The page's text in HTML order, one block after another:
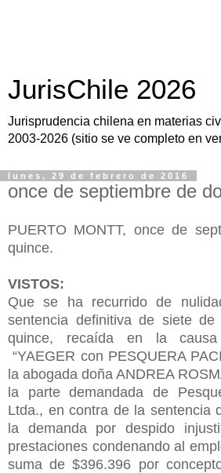
JurisChile 2026
Jurisprudencia chilena en materias
2003-2026 (sitio se ve completo en
lunes, 29 de febrero de 2016
once de septiembre de
PUERTO MONTT, once de
quince.
VISTOS:
Que se ha recurrido de
sentencia definitiva de siete
quince, recaída en la
“YAEGER con PESQUERA
la abogada doña ANDREA
la parte demandada de
Ltda., en contra de la sentencia
la demanda por despido
prestaciones condenando al
suma de $396.396 por